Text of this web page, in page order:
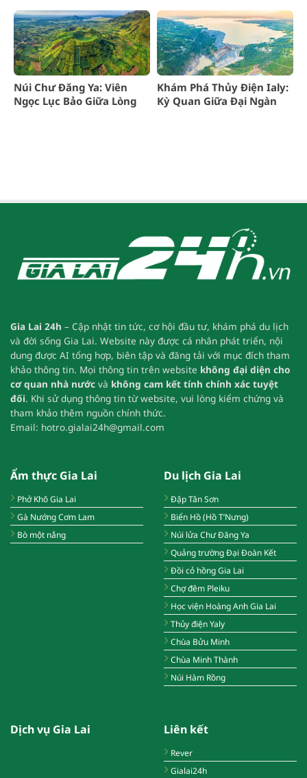
Núi Chư Đăng Ya: Viên
Ngọc Lục Bảo Giữa Lòng
Khám Phá Thủy Điện Ialy:
Kỳ Quan Giữa Đại Ngàn
Gia Lai 24h – Cập nhật tin tức, cơ hội đầu tư, khám phá du lịch
và đời sống Gia Lai. Website này được cá nhân phát triển, nội
dung được AI tổng hợp, biên tập và đăng tải với mục đích tham
khảo thông tin. Mọi thông tin trên website không đại diện cho
cơ quan nhà nước và không cam kết tính chính xác tuyệt
đối. Khi sử dụng thông tin từ website, vui lòng kiểm chứng và
tham khảo thêm nguồn chính thức.
Email: hotro.gialai24h@gmail.com
Ẩm thực Gia Lai
Phở Khô Gia Lai
Gà Nướng Cơm Lam
Bò một nắng
Du lịch Gia Lai
Đập Tân Sơn
Biển Hồ (Hồ T’Nưng)
Núi lửa Chư Đăng Ya
Quảng trường Đại Đoàn Kết
Đồi cỏ hồng Gia Lai
Chợ đêm Pleiku
Học viện Hoàng Anh Gia Lai
Thủy điện Yaly
Chùa Bửu Minh
Chùa Minh Thành
Núi Hàm Rồng
Dịch vụ Gia Lai Liên kết
Rever
Gialai24h